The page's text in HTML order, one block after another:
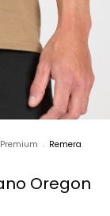
. Remera
Oregon